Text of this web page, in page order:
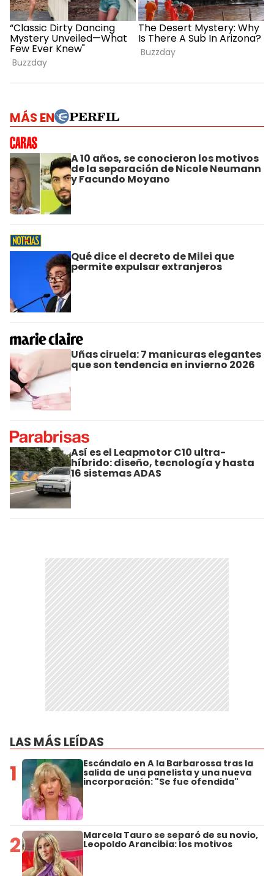
MÁS EN
A 10 años, se conocieron los motivos
de la separación de Nicole Neumann
y Facundo Moyano
Qué dice el decreto de Milei que
permite expulsar extranjeros
Uñas ciruela: 7 manicuras elegantes
que son tendencia en invierno 2026
Así es el Leapmotor C10 ultra-
híbrido: diseño, tecnología y hasta
16 sistemas ADAS
LAS MÁS LEÍDAS
1 Escándalo en A la Barbarossa tras la
salida de una panelista y una nueva
incorporación: "Se fue ofendida"
2 Marcela Tauro se separó de su novio,
Leopoldo Arancibia: los motivos